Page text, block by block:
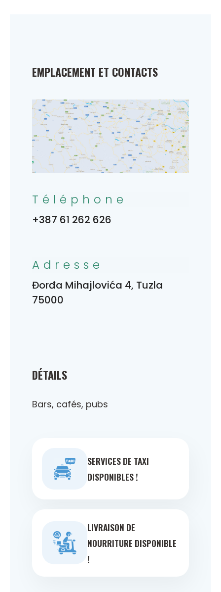
DÉTAILS
Bars, cafés, pubs
SERVICES DE TAXI
DISPONIBLES !
LIVRAISON DE
NOURRITURE DISPONIBLE
!
EMPLACEMENT ET CONTACTS
Téléphone
+387 61 262 626
Adresse
Đorđa Mihajlovića 4, Tuzla
75000